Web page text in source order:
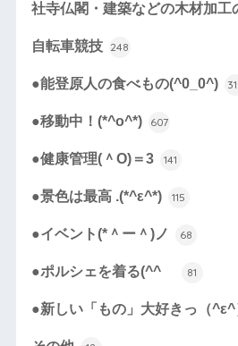
社寺仏閣・建築などの木材加工
自転車競技 248
●能登原人の食べもの(^0_0^)
●移動中！(*^o^*) 607
●健康管理(＾O)＝3 141
●景色は最高 .(*^ε^*) 115
●イベント(*＾ー＾)ノ 68
●ポルシェを着る(^^ゞ 81
●新しい「もの」大好きっ（^ε^